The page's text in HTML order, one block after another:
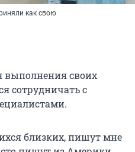
как свою
выполнения своих
сотрудничать с
близких, пишут мне